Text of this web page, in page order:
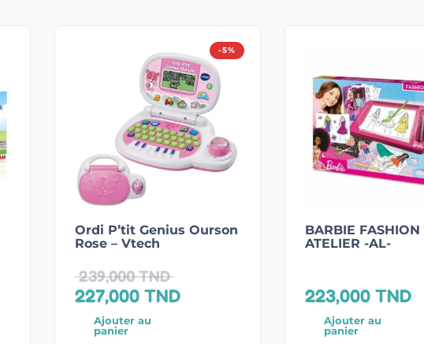
-5%
Ordi P’tit Genius Ourson
Rose – Vtech
239,000TND
227,000 TND
Ajouter au
panier
BARBIE FASHION
ATELIER -AL-
223,000 TND
Ajouter au
panier